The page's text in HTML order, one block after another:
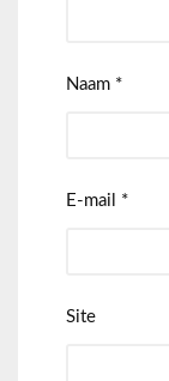
Naam *
E-mail *
Site